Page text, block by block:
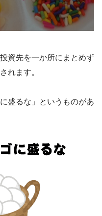
資先を一か所にまとめず
れます。
盛るな」というものがあ